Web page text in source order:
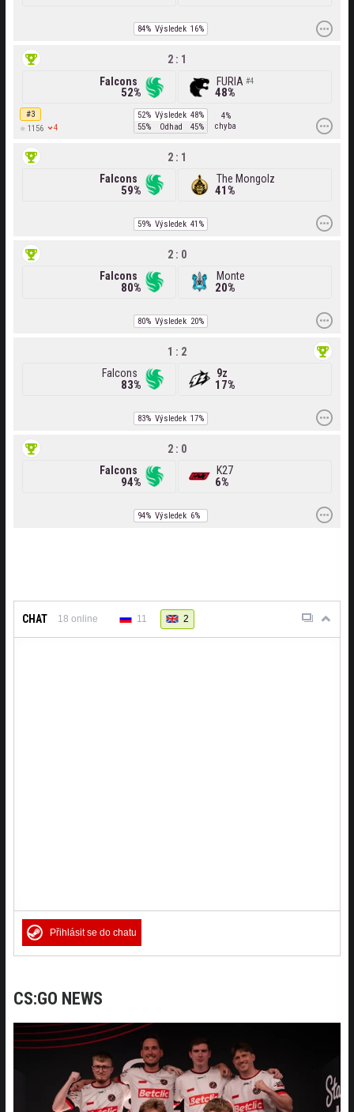
84% Výsledek 16%
#3
1156
4
Falcons
52%
2 : 1
48%
FURIA 4
52% Výsledek 48%
55%
Odhad 45%
4%
chyba
Falcons
59%
2 : 1
41%
The Mongolz
59% Výsledek 41%
Falcons
80%
2 : 0
20%
Monte
80% Výsledek 20%
Falcons
83%
1 : 2
17%
9z
83% Výsledek 17%
Falcons
94%
2 : 0
6%
K27
94% Výsledek 6%
CHAT 18 online 11 2
Přihlásit se do chatu
CS:GO NEWS